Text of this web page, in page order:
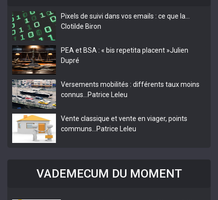
Pixels de suivi dans vos emails : ce que la…
Clotilde Biron
PEA et BSA : « bis repetita placent »Julien
Dupré
Versements mobilités : différents taux moins
connus…
Patrice Leleu
Vente classique et vente en viager, points
communs…
Patrice Leleu
VADEMECUM DU MOMENT